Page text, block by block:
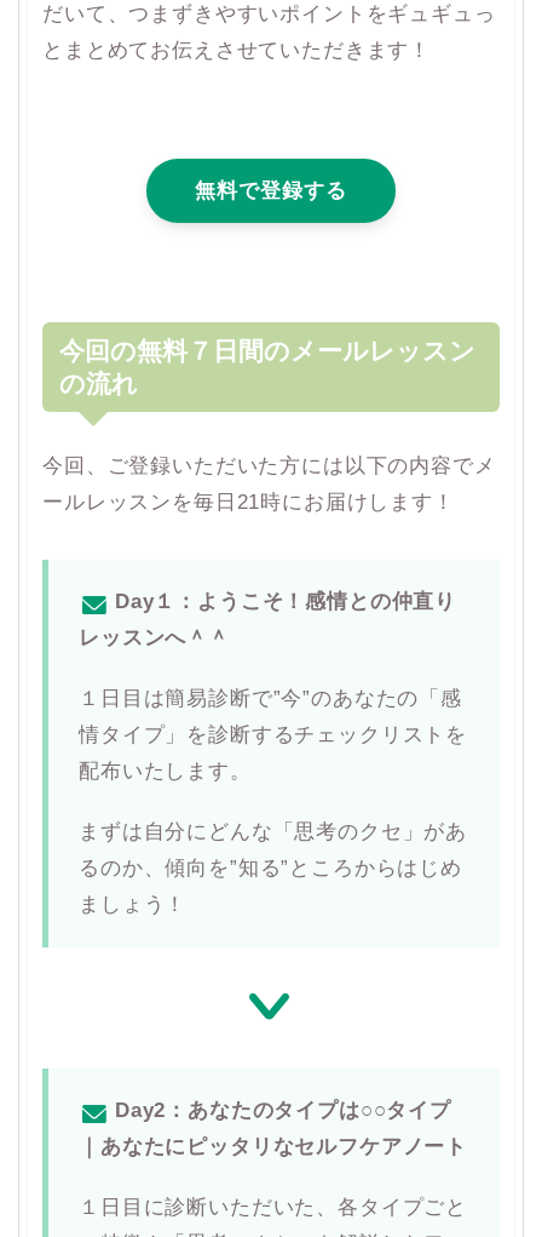
だいて、つまずきやすいポイントをギュギュっ
とまとめてお伝えさせていただきます！
無料で登録する
今回の無料７日間のメールレッスン
の流れ
今回、ご登録いただいた方には以下の内容でメ
ールレッスンを毎日21時にお届けします！
Day１：ようこそ！感情との仲直り
レッスンへ＾＾
１日目は簡易診断で”今”のあなたの「感
情タイプ」を診断するチェックリストを
配布いたします。
まずは自分にどんな「思考のクセ」があ
るのか、傾向を”知る”ところからはじめ
ましょう！
Day2：あなたのタイプは○○タイプ
｜あなたにピッタリなセルフケアノート
１日目に診断いただいた、各タイプごと